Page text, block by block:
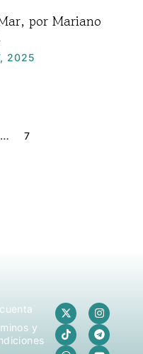
por Mariano
2025
… 7
y